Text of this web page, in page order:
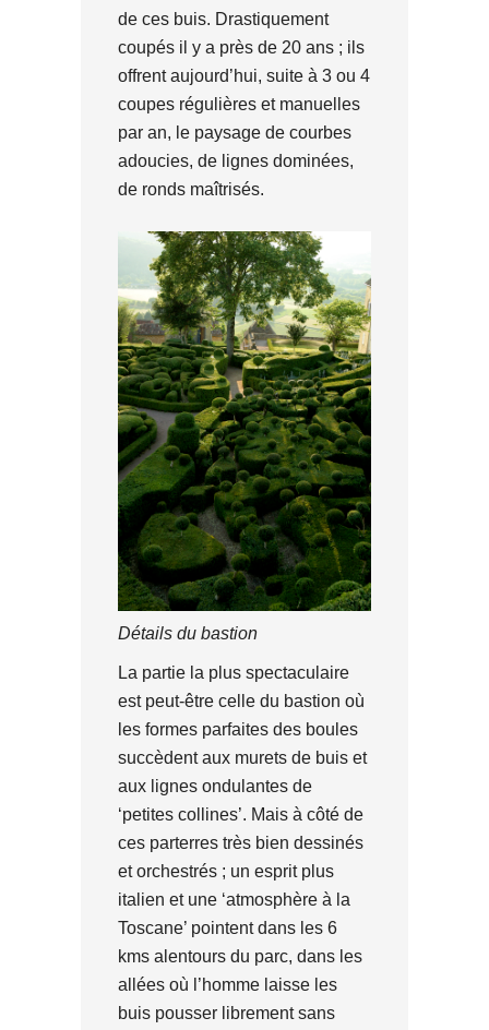
de ces buis. Drastiquement
coupés il y a près de 20 ans ; ils
offrent aujourd’hui, suite à 3 ou 4
coupes régulières et manuelles
par an, le paysage de courbes
adoucies, de lignes dominées,
de ronds maîtrisés.
Détails du bastion
La partie la plus spectaculaire
est peut-être celle du bastion où
les formes parfaites des boules
succèdent aux murets de buis et
aux lignes ondulantes de
‘petites collines’. Mais à côté de
ces parterres très bien dessinés
et orchestrés ; un esprit plus
italien et une ‘atmosphère à la
Toscane’ pointent dans les 6
kms alentours du parc, dans les
allées où l’homme laisse les
buis pousser librement sans